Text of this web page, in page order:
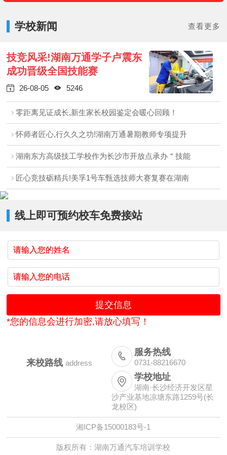
学校新闻 查看更多
技竞风采!湖南万通学子卢震东
成功晋级全国技能赛
 26-08-05  5246
零距离见证成长,新生家长校园鉴定会暖心回顾！
怀师者匠心,行久久之功!湖南万通暑期教师专项提升
湖南东方高级技工学校作为长沙市开放点承办＂技能
匠心竞技砺精兵!美孚1号车甄选技师大赛复赛在湖南
线上即可预约校车免费接站
*您的信息会进行加密,请放心填写！
来校路线 address
 服务热线
0731-88216670
 学校地址
湖南·长沙经济开发区星
沙产业基地凉塘东路1259号(长
龙校区)
湘ICP备15000183号-1
版权所有：湖南万通汽车培训学校